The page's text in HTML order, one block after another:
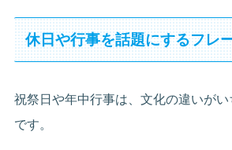
休日や行事を話題にするフレ
祝祭日や年中行事は、文化の違いが
です。